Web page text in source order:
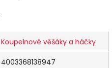
Koupelnové věšáky a háčky
4003368138947